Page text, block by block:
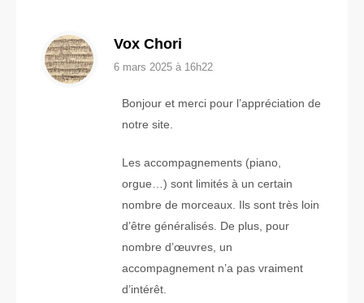
Vox Chori
6 mars 2025 à 16h22
Bonjour et merci pour l’appréciation de
notre site.
Les accompagnements (piano,
orgue…) sont limités à un certain
nombre de morceaux. Ils sont très loin
d’être généralisés. De plus, pour
nombre d’œuvres, un
accompagnement n’a pas vraiment
d’intérêt.